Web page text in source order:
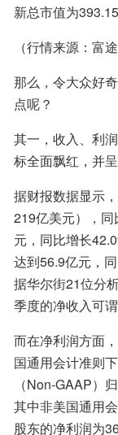
新总市值为393.15
（行情来源：富途
那么，令大众好
点呢？
其一，收入、利
标全面飘红，并
据财报数据显示
219亿美元），
元，同比增长
达到56.9亿元，
据华尔街21位分
季度的净收入可
而在净利润方面
国通用会计准则
（Non-GAAP）
其中非美国通用
股东的净利润为